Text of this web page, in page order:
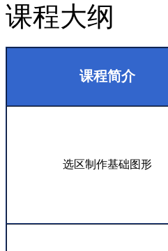
课程大纲
课程简介
选区制作基础图形